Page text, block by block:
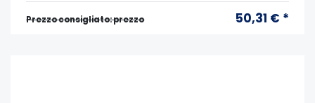
Prezzo consigliato: prezzo 50,31 € *